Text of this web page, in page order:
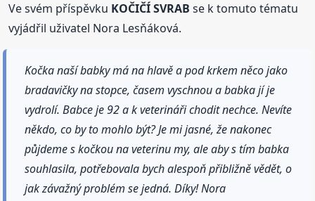
Ve svém příspěvku KOČIČÍ SVRAB se k tomuto tématu
vyjádřil uživatel Nora Lesňáková.
Kočka naší babky má na hlavě a pod krkem něco jako
bradavičky na stopce, časem vyschnou a babka jí je
vydrolí. Babce je 92 a k veterináři chodit nechce. Nevíte
někdo, co by to mohlo být? Je mi jasné, že nakonec
půjdeme s kočkou na veterinu my, ale aby s tím babka
souhlasila, potřebovala bych alespoň přibližně vědět, o
jak závažný problém se jedná. Díky! Nora